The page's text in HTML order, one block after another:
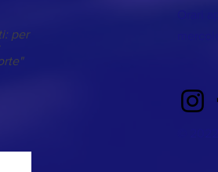
per